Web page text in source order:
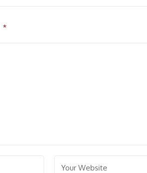
*